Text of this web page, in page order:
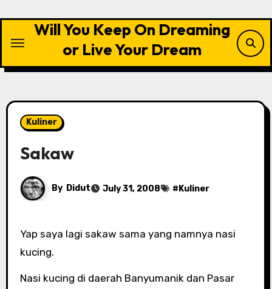
content
Will You Keep On Dreaming
or Live Your Dream
Kuliner
Sakaw
By Didut July 31, 2008 # Kuliner
Yap saya lagi sakaw sama yang namnya nasi
kucing.
Nasi kucing di daerah Banyumanik dan Pasar